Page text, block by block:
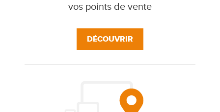
vos points de vente
DÉCOUVRIR